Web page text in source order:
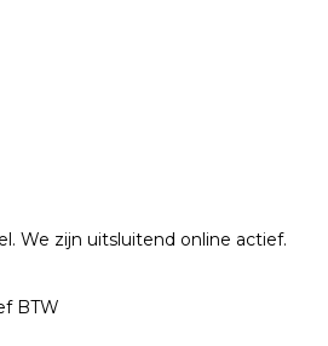
We zijn uitsluitend online actief.
BTW